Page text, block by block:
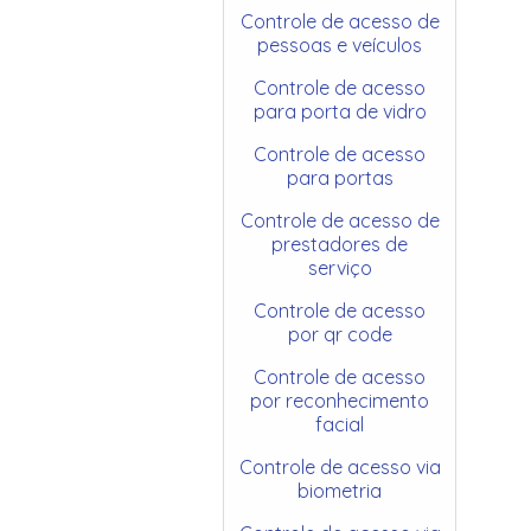
Controle de acesso de
pessoas e veículos
Controle de acesso
para porta de vidro
Controle de acesso
para portas
Controle de acesso de
prestadores de
serviço
Controle de acesso
por qr code
Controle de acesso
por reconhecimento
facial
Controle de acesso via
biometria